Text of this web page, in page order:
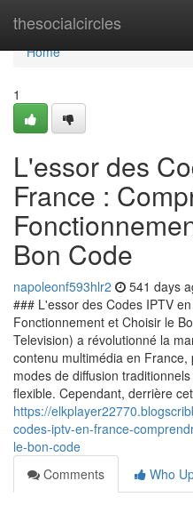
thesocialcircles
Home
Home
1
L'essor des
France :
Bon Code
napoleonf593hlr2 541 days
### L'essor des Codes IPTV
Fonctionnement et Choisir le
Television) a révolutionné la
contenu multimédia en
modes de diffusion
flexible. Cependant, derrière
https://
codes-iptv-en-france-
le-bon-code
Comments
Who